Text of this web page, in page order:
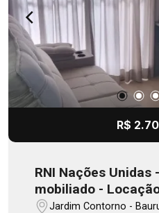
R$
RNI Nações
mobiliado -
Jardim Contorno -